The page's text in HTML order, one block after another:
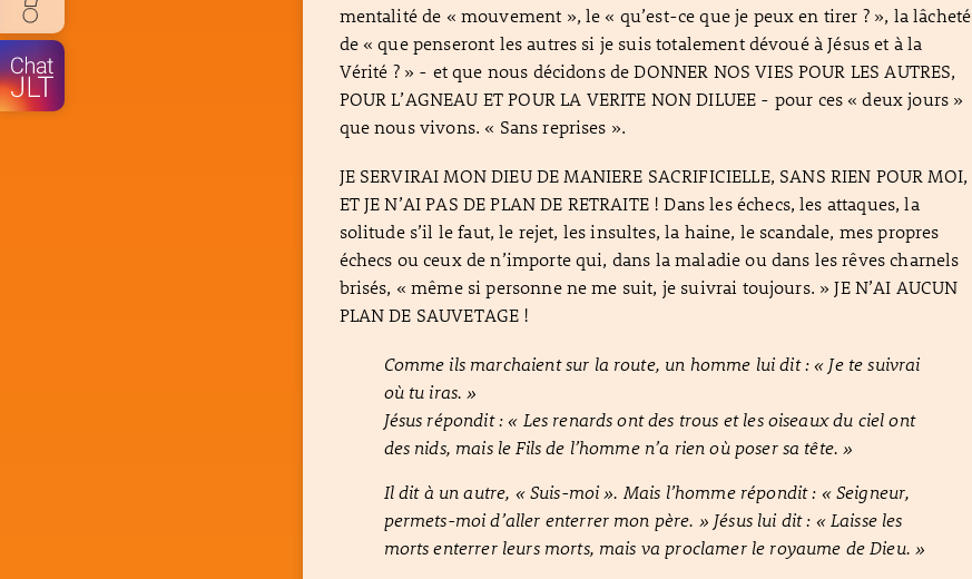
mentalité de « mouvement », le « qu’est-ce que je peux en tirer ? », la lâcheté
de « que penseront les autres si je suis totalement dévoué à Jésus et à la
Vérité ? » - et que nous décidons de DONNER NOS VIES POUR LES AUTRES,
POUR L’AGNEAU ET POUR LA VERITE NON DILUEE - pour ces « deux jours »
que nous vivons. « Sans reprises ».
JE SERVIRAI MON DIEU DE MANIERE SACRIFICIELLE, SANS RIEN POUR MOI,
ET JE N’AI PAS DE PLAN DE RETRAITE ! Dans les échecs, les attaques, la
solitude s’il le faut, le rejet, les insultes, la haine, le scandale, mes propres
échecs ou ceux de n’importe qui, dans la maladie ou dans les rêves charnels
brisés, « même si personne ne me suit, je suivrai toujours. » JE N’AI AUCUN
PLAN DE SAUVETAGE !
Comme ils marchaient sur la route, un homme lui dit : « Je te suivrai
où tu iras. »
Jésus répondit : « Les renards ont des trous et les oiseaux du ciel ont
des nids, mais le Fils de l’homme n’a rien où poser sa tête. »
Il dit à un autre, « Suis-moi ». Mais l’homme répondit : « Seigneur,
permets-moi d’aller enterrer mon père. » Jésus lui dit : « Laisse les
morts enterrer leurs morts, mais va proclamer le royaume de Dieu. »